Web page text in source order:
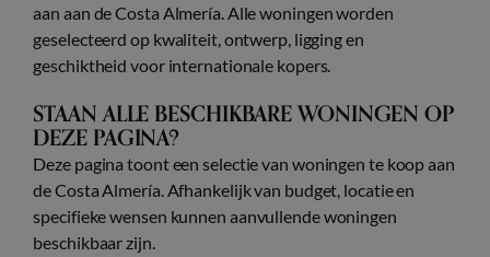
aan aan de Costa Almería. Alle woningen worden
geselecteerd op kwaliteit, ontwerp, ligging en
geschiktheid voor internationale kopers.
STAAN ALLE BESCHIKBARE WONINGEN OP
DEZE PAGINA?
Deze pagina toont een selectie van woningen te koop aan
de Costa Almería. Afhankelijk van budget, locatie en
specifieke wensen kunnen aanvullende woningen
beschikbaar zijn.